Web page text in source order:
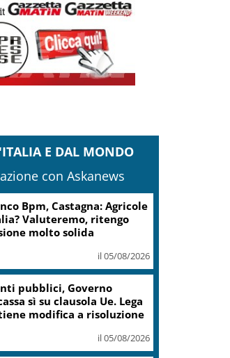
E DAL MONDO
con Askanews
opposizioni
censura Bignami.”E
difenda Parlamento”
il 05/08/2026
Bonelli (Avs):
sospendere
offese e bugie su
il 05/08/2026